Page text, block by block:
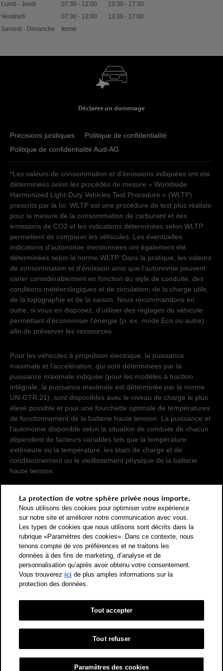
Lundi - Jeudi 07:30 - 12:00 13:30 - 17:30
Vendredi
07:30 - 12:00 13:30 - 17:00
Samedi - Dimanche
fermé
Déclarer un dommage
Précisions juridiques
Politique de confidentialité
Politique de confidentialité Audi AG
*Les valeurs de consommation et d'émissions indiquées ont été
déterminées selon les procédés de mesure « Worldwide
Harmonized Light-Duty Vehicles Test Procedure » (WLTP)
prescrits par la loi. WLTP est une procédure de test plus réaliste
pour la mesure de la consommation de carburant et des
émissions de CO2 et les indications déterminées selon WLTP
permettent de comparer les véhicules. Les éventuelles
indications d'autonomie mentionnées ont également été
déterminées selon la norme WLTP. Dans la pratique, les valeurs
de consommation et d'émission ainsi que l'autonomie peuvent
varier considérablement en fonction du style de conduite, des
conditions météorologiques et de circulation, de la charge utile,
de la topographie et de la saison. Nous recommandons en
outre, si vous en disposez, d'utiliser des réglages de véhicule
permettant d'économiser l'énergie (p. ex. mode Eco ou autre)
afin de préserver les ressources.
Pour les véhicules à propulsion électrique, la puissance
maximale et l'accélération, qui sont déterminées par la
puissance maximale indiquée (pour les modèles à traction
intégrale, la puissance maximale est déterminée par la norme
UN-GTR.21), sont disponibles avec le niveau de charge le plus
élevé possible et pour une fourchette optimale de températures
de fonctionnement de la batterie haute tension. La puissance et
l'autonomie disponible selon la situation de conduite de chacun
dépendent de facteurs variables tels que la température
extérieure ou la température, les états de charge et de
conditionnement ou le vieillissement physique de la batterie
haute tension.
Pour que les consommations d'énergie de différents types de
propulsion (essence, diesel, gaz, courant électrique, etc.) soient
comparables, elles sont également indiquées sous forme
d'équivalents essence (unité de mesure énergétique). Le CO2
est le principal gaz à effet de serre responsable du
réchauffement climatique. Valeur moyenne des émissions de
CO2 pour tous les véhicules neufs vendus en Suisse: 111 g/km
(WLTP). Valeur cible des émissions de CO2 pour tous les
véhicules neufs vendus en Suisse: 93.6 g/km (WLTP). Les
données indiquées pour un véhicule peuvent différer des
données d'immatriculation conformément à l'homologation de
Catégorie de rendement énergétique selon la nouvelle méthode
de calcul conformément à l'annexe 4.1 de l'OEEE et valable dès
le 1er janvier 2023. Vous trouverez des informations sur
l'étiquette-énergie pour les voitures de tourisme sur le site de
La protection de votre sphère privée nous importe.
Nous utilisons des cookies pour optimiser votre expérience
sur notre site et améliorer notre communication avec vous.
Les types de cookies que nous utilisons sont décrits dans la
rubrique «Paramètres des cookies». Dans ce contexte, nous
tenons compte de vos préférences et ne traitons les
données à des fins de marketing, d’analyse et de
personnalisation qu’après avoir obtenu votre consentement.
Vous trouverez ici de plus amples informations sur la
protection des données.
Paramètres des cookies
Tout refuser
Tout accepter